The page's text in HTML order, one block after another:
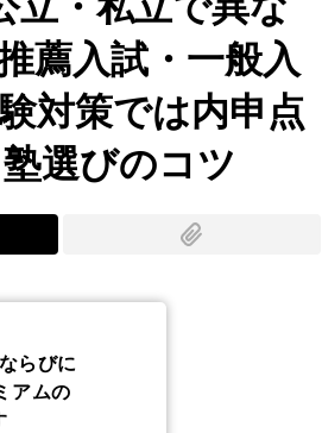
薦入試・一般入
対策では内申点
選びのコツ
らびに
アムの